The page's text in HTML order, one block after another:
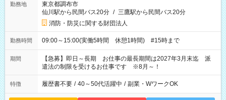
勤務地
東京都調布市
仙川駅から民間バス20分 / 三鷹駅から民間バス20分
消防・防災に関する財団法人
勤務時間 09:00～15:00(実働5時間 休憩1時間) #15時まで
期間
【急募】即日～長期 お仕事の最長期間は2027年3月末迄 派
遣法の制限を受けるお仕事です ※8月～！
特徴 履歴書不要 / 40～50代活躍中 / 副業・WワークOK